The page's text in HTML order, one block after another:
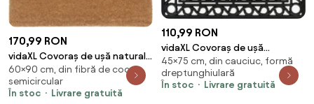
170,99 RON
vidaXL Covoraș de ușă natural
semirotund, 60x90 cm, fibre de
cocos
60×90 cm, din fibră de cocos,
semicircular
În stoc
Livrare gratuită
110,99 RON
vidaXL Covoraș de ușă
dreptunghiular, 45x75 cm,
cauciuc
45×75 cm, din cauciuc, formă
dreptunghiulară
În stoc
Livrare gratuită